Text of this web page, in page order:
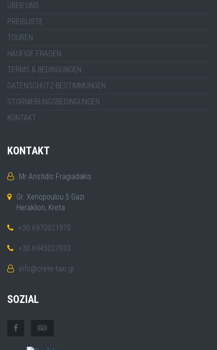
ÜBER UNS
PREISLISTE
TOUREN
HÄUFIGE FRAGEN
TERMS & BEDINGUNGEN
DATENSCHUTZ-BESTIMMUNGEN
STORNIERUNGSBEDINGUNGEN
KONTAKT
KONTAKT
Mr Aristidis Fragiadakis
Gr. Xenopoulou 5 Gazi
Heraklion, Kreta
+30 6970021970
+30 6945027933
info@crete-taxi.gr
SOZIAL